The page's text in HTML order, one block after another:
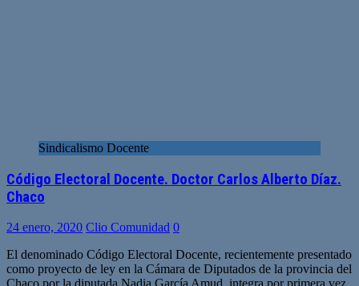
Sindicalismo Docente
Código Electoral Docente­. Doctor Carlos Alberto Díaz.
Chaco
24 enero, 2020 Clio Comunidad 0
El denominado Código Electoral Docente, recientemente presentado
como proyecto de ley en la Cámara de Diputados de la provincia del